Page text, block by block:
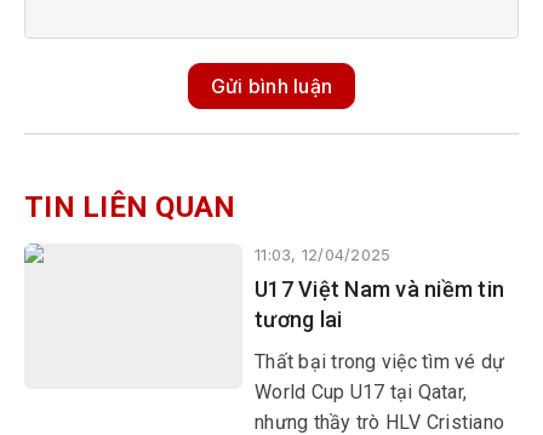
Gửi bình luận
TIN LIÊN QUAN
11:03, 12/04/2025
U17 Việt Nam và niềm tin
tương lai
​​​​​​​Thất bại trong việc tìm vé dự
World Cup U17 tại Qatar,
nhưng thầy trò HLV Cristiano